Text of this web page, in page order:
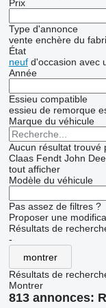
Prix
Type d'annonce
vente enchère du
État
neuf d'occasion avec
Année
Essieu compatible
essieu de remorque
Marque du véhicule
Aucun résultat trouvé
Claas Fendt John
tout afficher
Modèle du véhicule
Pas assez de filtres ?
Proposer une
Résultats de
-
montrer
Résultats de
Montrer
813 annonces: